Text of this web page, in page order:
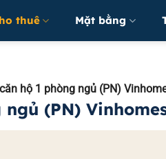
thuê Mặt bằng
hộ 1 phòng ngủ (PN)
(PN)